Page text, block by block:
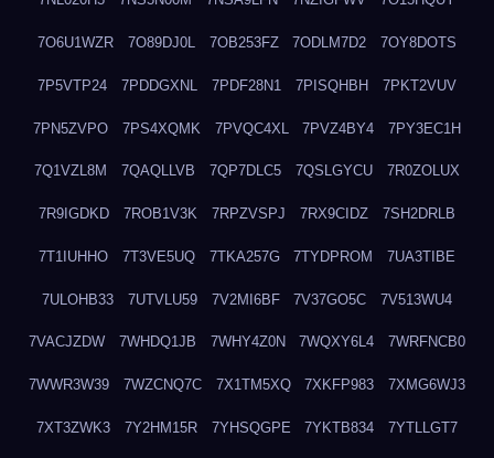
7O6U1WZR 7O89DJ0L 7OB253FZ 7ODLM7D2 7OY8DOTS
7P5VTP24 7PDDGXNL 7PDF28N1 7PISQHBH 7PKT2VUV
7PN5ZVPO 7PS4XQMK 7PVQC4XL 7PVZ4BY4 7PY3EC1H
7Q1VZL8M 7QAQLLVB 7QP7DLC5 7QSLGYCU 7R0ZOLUX
7R9IGDKD 7ROB1V3K 7RPZVSPJ 7RX9CIDZ 7SH2DRLB
7T1IUHHO 7T3VE5UQ 7TKA257G 7TYDPROM 7UA3TIBE
7ULOHB33 7UTVLU59 7V2MI6BF 7V37GO5C 7V513WU4
7VACJZDW 7WHDQ1JB 7WHY4Z0N 7WQXY6L4 7WRFNCB0
7WWR3W39 7WZCNQ7C 7X1TM5XQ 7XKFP983 7XMG6WJ3
7XT3ZWK3 7Y2HM15R 7YHSQGPE 7YKTB834 7YTLLGT7